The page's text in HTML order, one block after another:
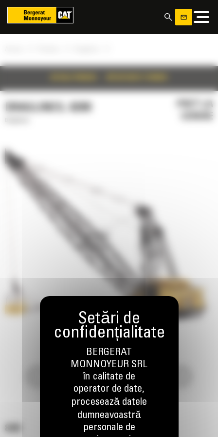
DRAGLINES, 8200
Panoul de gestionare a panourilor cookie
BERGERAT
MONNOYEUR SRL
în calitate de
operator de date,
procesează datele
dumneavoastră
personale de